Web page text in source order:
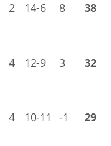
2 14-6 8 38
4 12-9 3 32
4 10-11 -1 29